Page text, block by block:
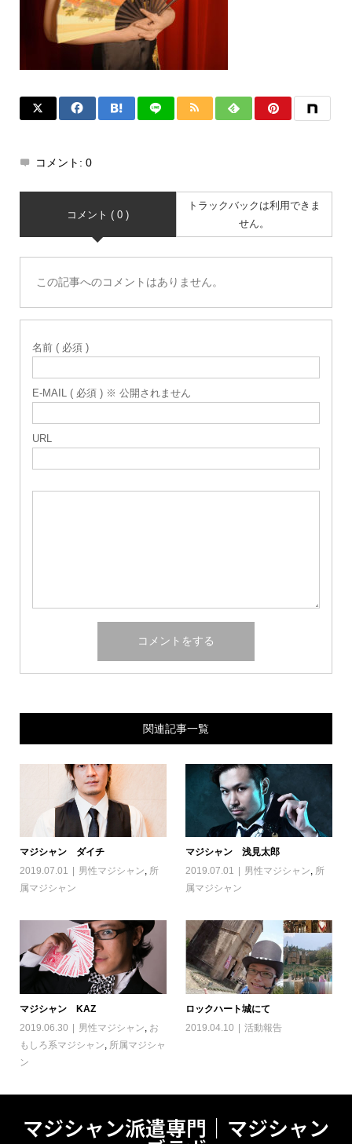
コメント: 0
コメント ( 0 )
トラックバックは利用できま
せん。
この記事へのコメントはありません。
名前 ( 必須 )
E-MAIL ( 必須 ) ※ 公開されません
URL
関連記事一覧
マジシャン ダイチ
2019.07.01
男性マジシャン, 所
属マジシャン
マジシャン 浅見太郎
2019.07.01
男性マジシャン, 所
属マジシャン
マジシャン KAZ
2019.06.30
男性マジシャン お
もしろ系マジシャン 所属マジシャ
ン
ロックハート城にて
2019.04.10
活動報告
マジシャン派遣専門｜マジシャン